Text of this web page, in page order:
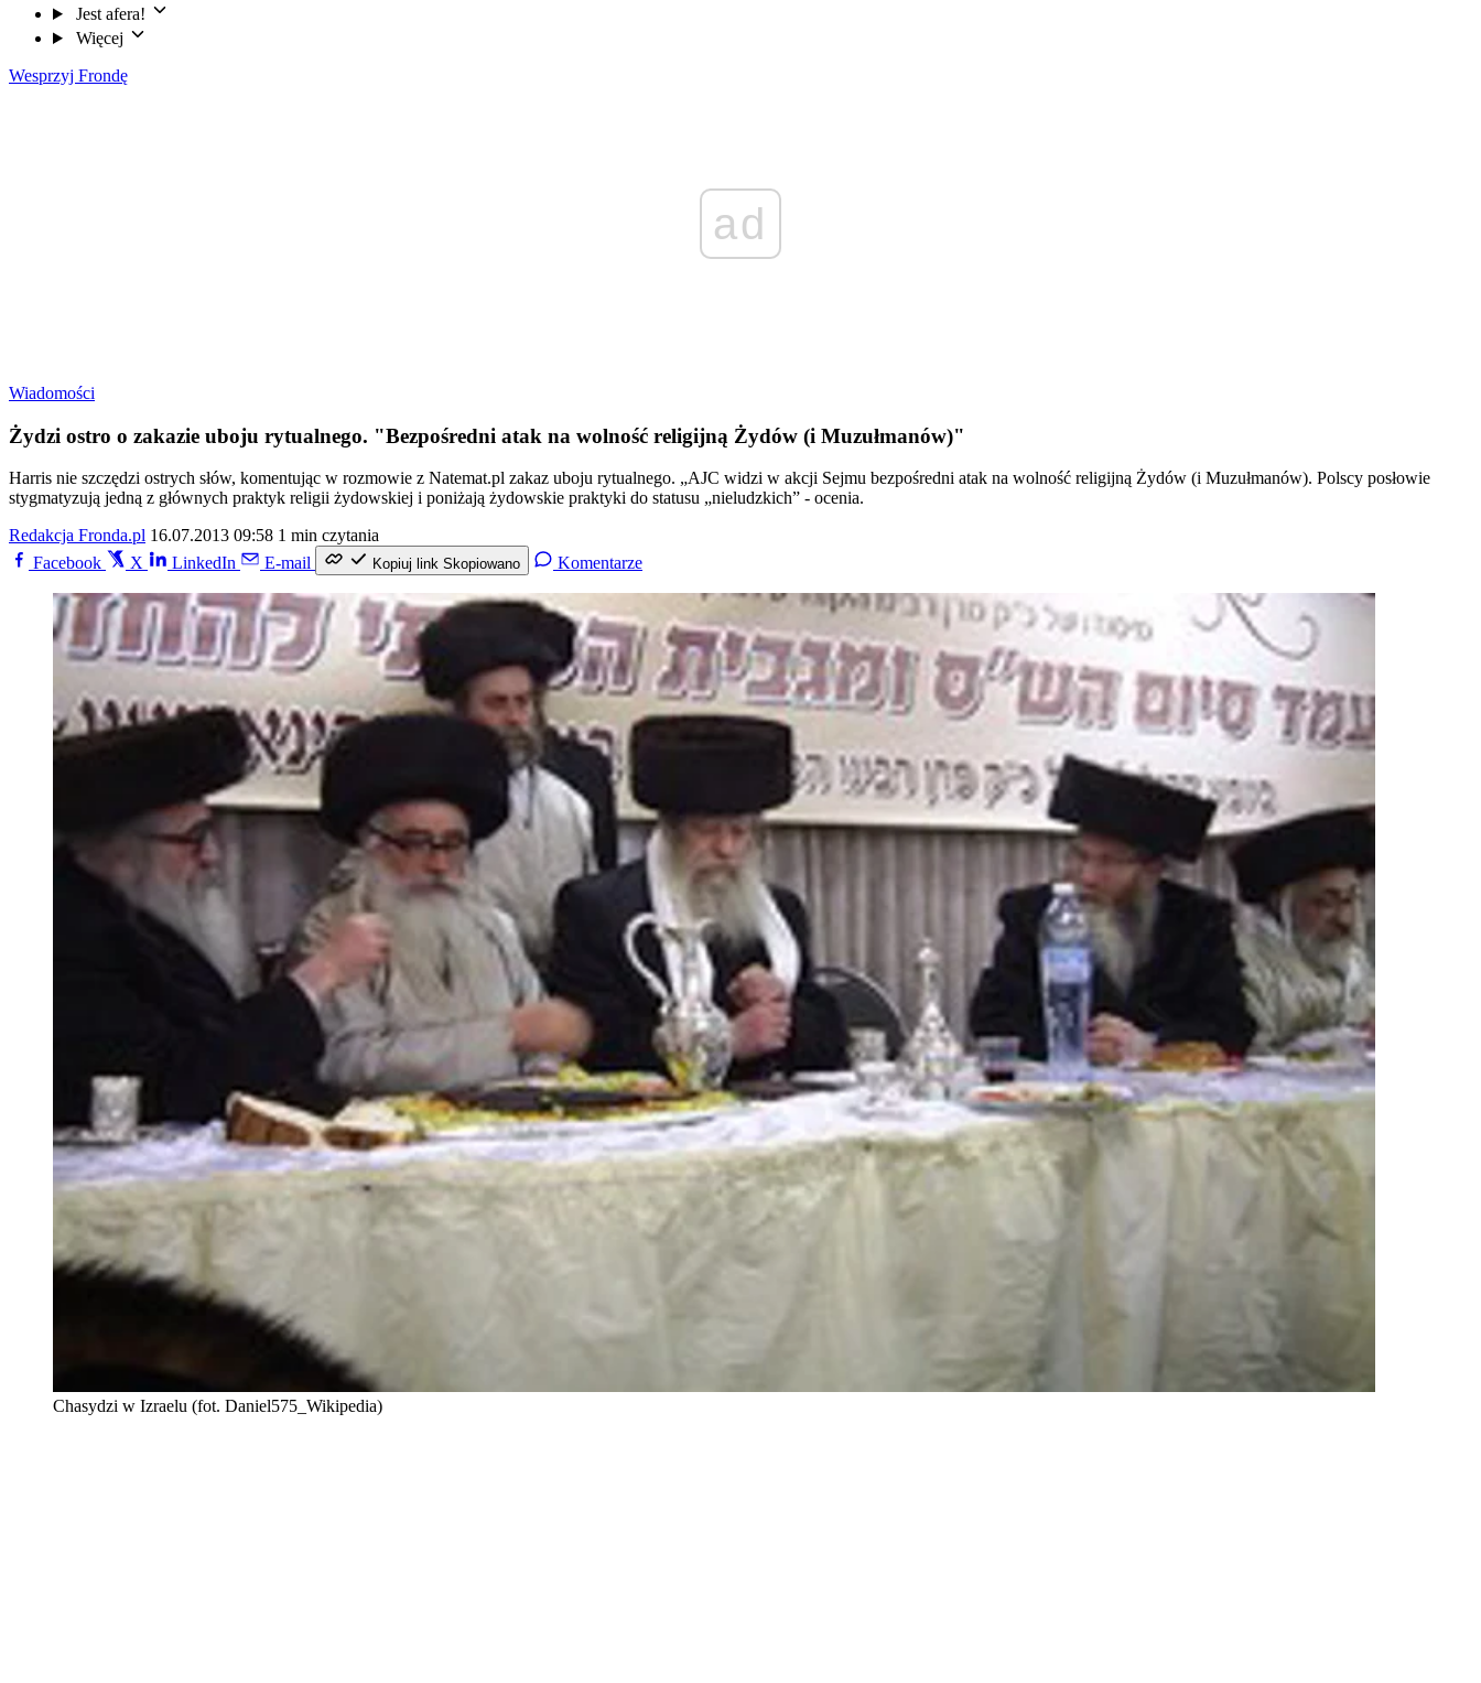
Jest afera!
Więcej
Wesprzyj Frondę
ad
Wiadomości
Żydzi ostro o zakazie uboju rytualnego. "Bezpośredni atak na wolność religijną Żydów (i Muzułmanów)"
Harris nie szczędzi ostrych słów, komentując w rozmowie z Natemat.pl zakaz uboju rytualnego. „AJC widzi w akcji Sejmu bezpośredni atak na wolność religijną Żydów (i Muzułmanów). Polscy posłowie
stygmatyzują jedną z głównych praktyk religii żydowskiej i poniżają żydowskie praktyki do statusu „nieludzkich” - ocenia.
Redakcja Fronda.pl 16.07.2013 09:58 1 min czytania
Facebook
X LinkedIn E-mail Kopiuj link Skopiowano Komentarze
Chasydzi w Izraelu (fot. Daniel575_Wikipedia)